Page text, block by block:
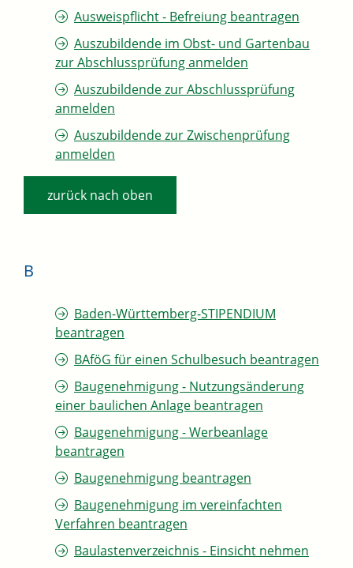
Ausweispflicht - Befreiung beantragen
Auszubildende im Obst- und Gartenbau
zur Abschlussprüfung anmelden
Auszubildende zur Abschlussprüfung
anmelden
Auszubildende zur Zwischenprüfung
anmelden
zurück nach oben
B
Baden-Württemberg-STIPENDIUM
beantragen
BAföG für einen Schulbesuch beantragen
Baugenehmigung - Nutzungsänderung
einer baulichen Anlage beantragen
Baugenehmigung - Werbeanlage
beantragen
Baugenehmigung beantragen
Baugenehmigung im vereinfachten
Verfahren beantragen
Baulastenverzeichnis - Einsicht nehmen